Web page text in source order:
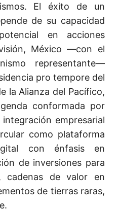
El éxito de un
de su capacidad
en acciones
México —con el
representante—
pro tempore del
la Alianza del Pacífico,
conformada por
empresarial
como plataforma
con énfasis en
de inversiones para
cadenas de valor en
de tierras raras,